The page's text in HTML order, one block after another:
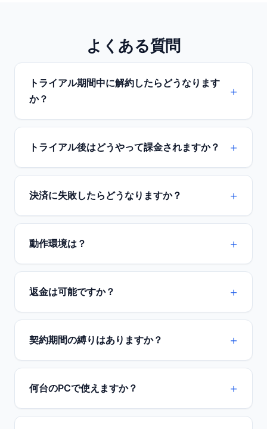
よくある質問
トライアル期間中に解約したらどうなります
か？
トライアル後はどうやって課金されますか？
決済に失敗したらどうなりますか？
動作環境は？
返金は可能ですか？
契約期間の縛りはありますか？
何台のPCで使えますか？